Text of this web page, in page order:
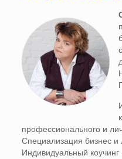
профессионального и
Специализация бизнес и
Индивидуальный коучинг